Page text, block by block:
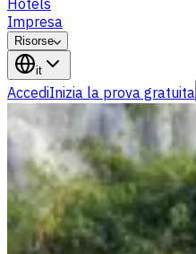
Hotels
Impresa
Risorse
it
AccediInizia la prova gratuita